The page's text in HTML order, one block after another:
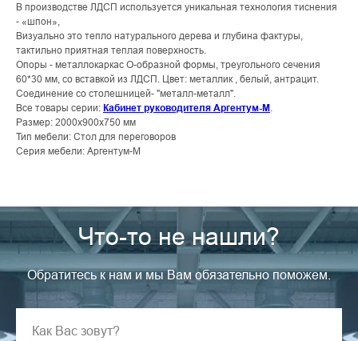
В производстве ЛДСП используется уникальная технология тиснения
- «шпон»,
Визуально это тепло натурального дерева и глубина фактуры,
тактильно приятная теплая поверхность.
Опоры - металлокаркас О-образной формы, треугольного сечения
60*30 мм, со вставкой из ЛДСП. Цвет: металлик , белый, антрацит.
Соединение со столешницей- "металл-металл".
Все товары серии: Кабинет руководителя Аргентум-М.
Размер: 2000x900x750 мм
Тип мебели: Стол для переговоров
Серия мебели: Аргентум-М
Что-то не нашли?
Обратитесь к нам и мы Вам обязательно поможем.